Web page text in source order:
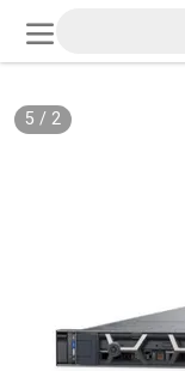
2
/
5